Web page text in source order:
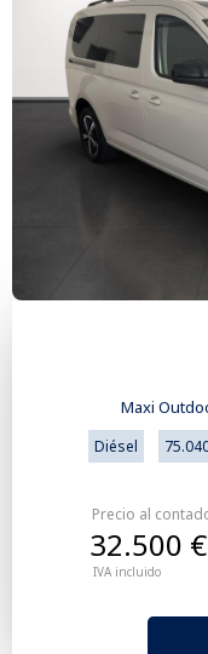
Maxi
Diésel
Precio al
IVA incluido
32.500 €